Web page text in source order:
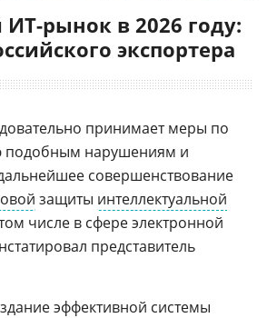
рынок в 2026 году:
экспортера
принимает меры по
подобным нарушениям и
совершенствование
защиты интеллектуальной
числе в сфере электронной
представитель
эффективной системы